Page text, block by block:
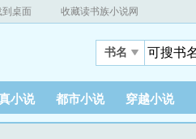
桌面 收藏读书族小说网
书名
小说 都市小说 穿越小说